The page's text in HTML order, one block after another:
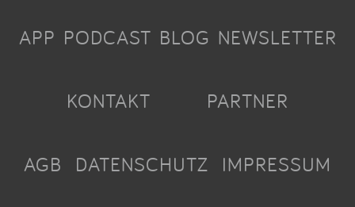
APP PODCAST BLOG NEWSLETTER
KONTAKT PARTNER
AGB DATENSCHUTZ IMPRESSUM